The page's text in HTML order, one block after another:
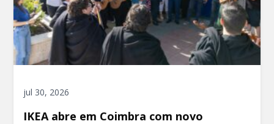
jul 30, 2026
IKEA abre em Coimbra com novo